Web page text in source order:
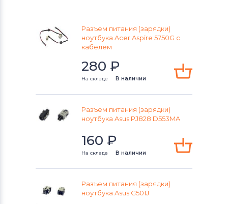
Разъемы питания для ноутбуков
Lenovo
Разъемы питания для ноутбуков
HP
Разъемы питания для ноутбуков
Разъем питания (зарядки)
ноутбука Acer Aspire 5750G c
кабелем
280 ₽
На складе В наличии
Разъем питания (зарядки)
ноутбука Asus PJ828 D553MA
160 ₽
На складе В наличии
Разъем питания (зарядки)
ноутбука Asus G501J